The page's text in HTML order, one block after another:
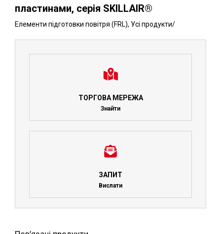
пластинами, серія SKILLAIR®
Елементи підготовки повітря (FRL), Усі продукти/
ТОРГОВА МЕРЕЖА
Знайти
ЗАПИТ
Вислати